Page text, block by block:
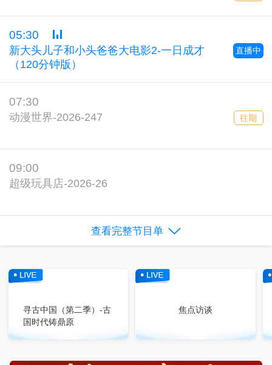
05:30
新大头儿子和小头爸爸大电影2-一日成才
（120分钟版）
直播中
07:30
动漫世界-2026-247 往期
09:00
超级玩具店-2026-26
查看完整节目单
寻古中国（第二季）-古
国时代铸鼎原
焦点访谈